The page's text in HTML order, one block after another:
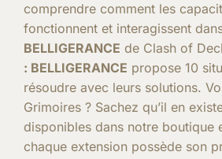
comprendre comment les
fonctionnent et interagissent
BELLIGERANCE de Clash of
: BELLIGERANCE propose 10
résoudre avec leurs solutions.
Grimoires ? Sachez qu’il en
disponibles dans notre boutique
chaque extension possède son